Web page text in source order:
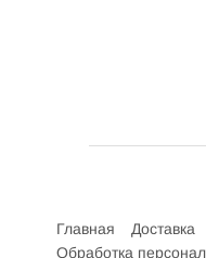
Главная
Доставка
Обработка